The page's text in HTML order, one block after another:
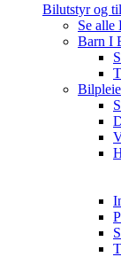
Bilutstyr og
Se alle
Barn I
Bilpleie